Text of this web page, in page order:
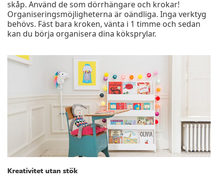
skåp. Använd de som dörrhängare och krokar!
Organiseringsmöjligheterna är oändliga. Inga verktyg
behövs. Fäst bara kroken, vänta i 1 timme och sedan
kan du börja organisera dina köksprylar.
Kreativitet utan stök